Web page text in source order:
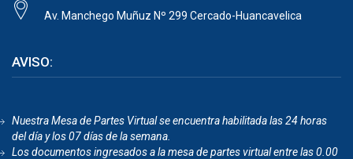
Av. Manchego Muñuz Nº 299 Cercado-Huancavelica
AVISO:
Nuestra Mesa de Partes Virtual se encuentra habilitada las 24 horas
del día y los 07 días de la semana.
Los documentos ingresados a la mesa de partes virtual entre las 0.00